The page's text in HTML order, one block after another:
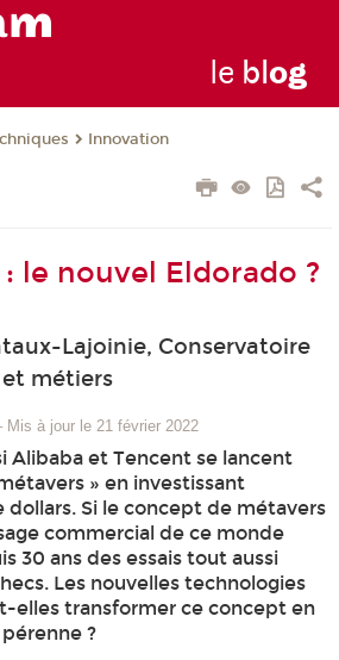
le blog
Innovation
le nouvel Eldorado ?
Lajoinie, Conservatoire
métiers
Mis à jour le 21 février 2022
Alibaba et Tencent se lancent
» en investissant
dollars. Si le concept de métavers
commercial de ce monde
30 ans des essais tout aussi
Les nouvelles technologies
elles transformer ce concept en
?